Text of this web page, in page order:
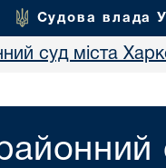
Судова влада
суд міста